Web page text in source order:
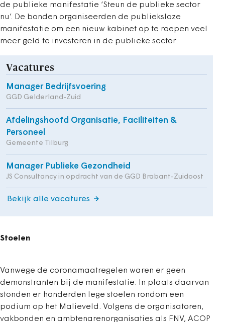
de publieke manifestatie ‘Steun de publieke sector
nu’. De bonden organiseerden de publieksloze
manifestatie om een nieuw kabinet op te roepen veel
meer geld te investeren in de publieke sector.
Vacatures
Manager Bedrijfsvoering
GGD Gelderland-Zuid
Afdelingshoofd Organisatie, Faciliteiten &
Personeel
Gemeente Tilburg
Manager Publieke Gezondheid
JS Consultancy in opdracht van de GGD Brabant-Zuidoost
Bekijk alle vacatures
Stoelen
Vanwege de coronamaatregelen waren er geen
demonstranten bij de manifestatie. In plaats daarvan
stonden er honderden lege stoelen rondom een
podium op het Malieveld. Volgens de organisatoren,
vakbonden en ambtenarenorganisaties als FNV, ACOP